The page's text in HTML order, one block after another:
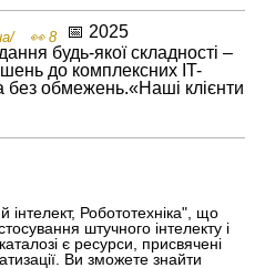
👀 8
📅 2025
будь-якої складності –
до комплексних IT-
без обмежень.«Наші клієнти
інтелект, Робототехніка", що
штучного інтелекту і
є ресурси, присвячені
Ви зможете знайти